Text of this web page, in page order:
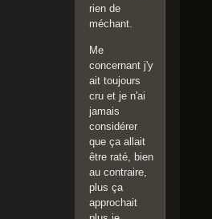
rien de
méchant.
Me
concernant j'y
ait toujours
cru et je n'ai
jamais
considérer
que ça allait
être raté, bien
au contraire,
plus ça
approchait